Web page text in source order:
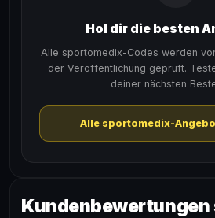
Hol dir die besten
Alle sportomedix-Codes werden
der Veröffentlichung geprüft.
deiner nächsten
Alle sportomedix-